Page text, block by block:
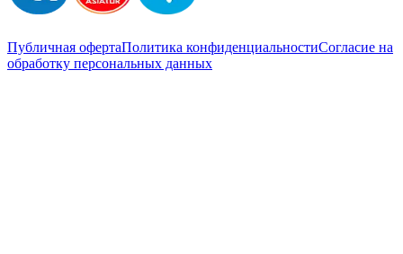
Публичная офертаПолитика конфиденциальностиСогласие на
обработку персональных данных